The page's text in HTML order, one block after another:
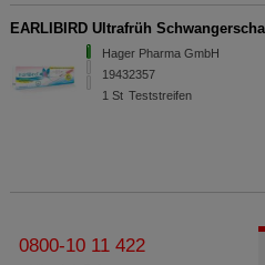
EARLIBIRD Ultrafrüh
Hager Pharma GmbH
19432357
1 St Teststreifen
0800-10 11 422